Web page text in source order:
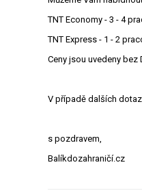
TNT Economy - 3 - 4
TNT Express - 1 - 2
Ceny jsou uvedeny bez
V případě dalších
s pozdravem,
Balíkdozahraničí.cz